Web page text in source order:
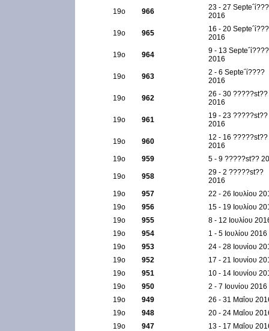
19ο 966
23 - 27
2016
19ο 965
16 - 20
2016
19ο 964
9 - 13 Septe΅ί????
2016
19ο 963
2 - 6 Septe΅ί????
2016
19ο 962
26 - 30 ?????st??
2016
19ο 961
19 - 23 ?????st??
2016
19ο 960
12 - 16 ?????st??
2016
19ο
959 5 - 9 ?????st??
19ο 958
29 - 2 ?????st??
2016
19ο
957
22 - 26 Ιουλίου
19ο
956
15 - 19 Ιουλίου
19ο
955
8 - 12 Ιουλίου
19ο
954
1 - 5 Ιουλίου 2016
19ο
953
24 - 28 Ιουνίου
19ο
952
17 - 21 Ιουνίου
19ο
951
10 - 14 Ιουνίου
19ο
950
2 - 7 Ιουνίου 2016
19ο
949
26 - 31 Μαΐου
19ο
948
20 - 24 Μαΐου
19ο
947
13 - 17 Μαΐου